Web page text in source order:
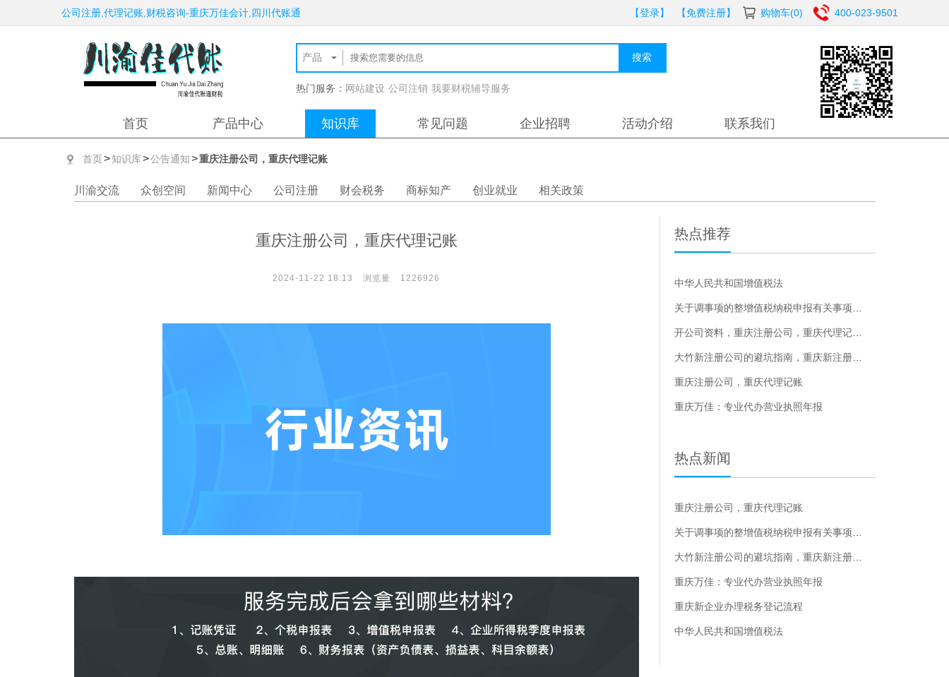
公司注册,代理记账,财税咨询-重庆万佳会计,四川代账通 400-023-9501
购物车(0)
【免费注册】
【登录】
搜索
热门服务： 网站建设 公司注销 我要财税辅导服务
首页 产品中心 知识库 常见问题 企业招聘 活动介绍 联系我们
首页>知识库>公告通知>重庆注册公司，重庆代理记账
川渝交流 众创空间 新闻中心 公司注册 财会税务 商标知产 创业就业 相关政策
重庆注册公司，重庆代理记账
2024-11-22 18:13 浏览量 1226926
热点推荐
中华人民共和国增值税法
开公司资料，重庆注册公司，重庆代理记账，
大竹新注册公司的避坑指南，重庆新注册公司的避坑指南
重庆注册公司，重庆代理记账
重庆万佳：专业代办营业执照年报
热点新闻
重庆注册公司，重庆代理记账
大竹新注册公司的避坑指南，重庆新注册公司的避坑指南
重庆万佳：专业代办营业执照年报
重庆新企业办理税务登记流程
中华人民共和国增值税法